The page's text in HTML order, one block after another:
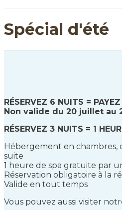
Spécial d'été
RÉSERVEZ 6 NUITS =
Non valide du 20 juillet au
RÉSERVEZ 3 NUITS = 1
Hébergement en chambres,
suite
1 heure de spa gratuite par
Réservation obligatoire à la
Valide en tout temps
Vous pouvez aussi visiter